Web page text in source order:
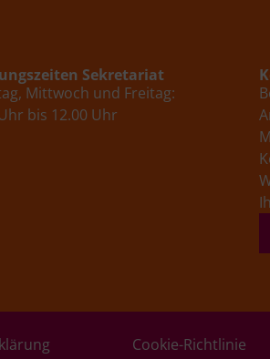
Sekretariat
Mittwoch und Freitag:
bis 12.00 Uhr
Cookie-Richtlinie